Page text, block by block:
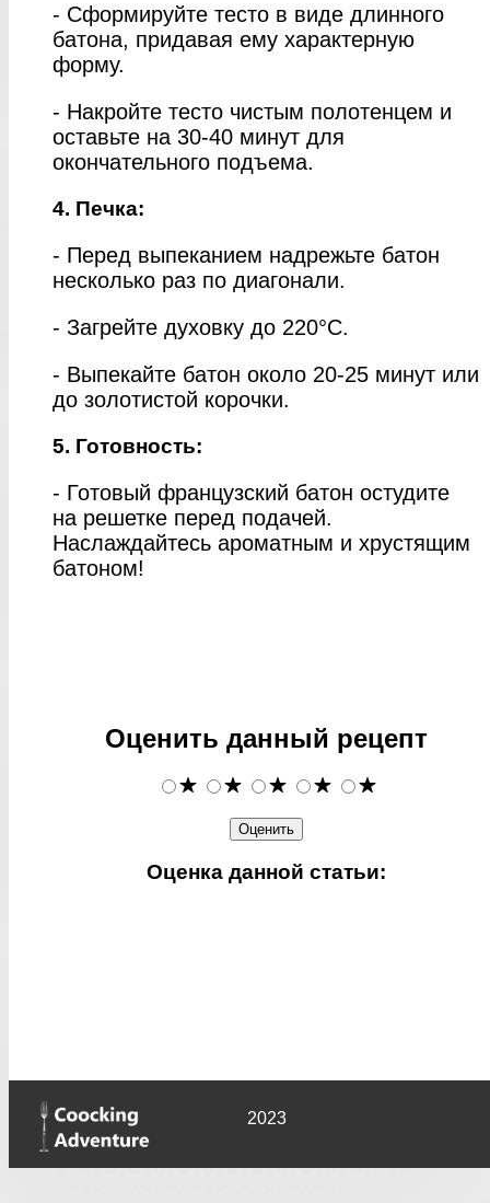
- Сформируйте тесто в виде длинного
батона, придавая ему характерную
форму.
- Накройте тесто чистым полотенцем и
оставьте на 30-40 минут для
окончательного подъема.
4. Печка:
- Перед выпеканием надрежьте батон
несколько раз по диагонали.
- Загрейте духовку до 220°C.
- Выпекайте батон около 20-25 минут или
до золотистой корочки.
5. Готовность:
- Готовый французский батон остудите
на решетке перед подачей.
Наслаждайтесь ароматным и хрустящим
батоном!
Оценить данный рецепт
Оценка данной статьи:
2023